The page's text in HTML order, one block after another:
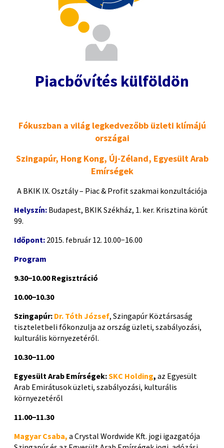
Piacbővítés külföldön
Fókuszban a világ legkedvezőbb üzleti klímájú
országai
Szingapúr, Hong Kong, Új-Zéland, Egyesült Arab
Emírségek
A BKIK IX. Osztály – Piac & Profit szakmai konzultációja
Helyszín: Budapest, BKIK Székház, 1. ker. Krisztina körút
99.
Időpont: 2015. február 12. 10.00−16.00
Program
9.30−10.00 Regisztráció
10.00−10.30
Szingapúr: Dr. Tóth József, Szingapúr Köztársaság
tiszteletbeli főkonzulja az ország üzleti, szabályozási,
kulturális környezetéről.
10.30−11.00
Egyesült Arab Emírségek:SKC Holding, az Egyesült
Arab Emirátusok üzleti, szabályozási, kulturális
környezetéről
11.00−11.30
Magyar Csaba, a Crystal Wordwide Kft. jogi igazgatója